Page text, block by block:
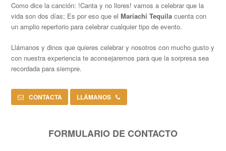
Como dice la canción: !Canta y no llores! vamos a celebrar que la
vida son dos días; Es por eso que elMariachi Tequila cuenta con
un amplio repertorio para celebrar cualquier tipo de evento.
Llámanos y dinos que quieres celebrar y nosotros con mucho gusto y
con nuestra experiencia te aconsejaremos para que la sorpresa sea
recordada para siempre.
CONTACTA LLÁMANOS
FORMULARIO DE CONTACTO